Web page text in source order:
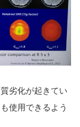
劣化が起きてい
使用できるよう